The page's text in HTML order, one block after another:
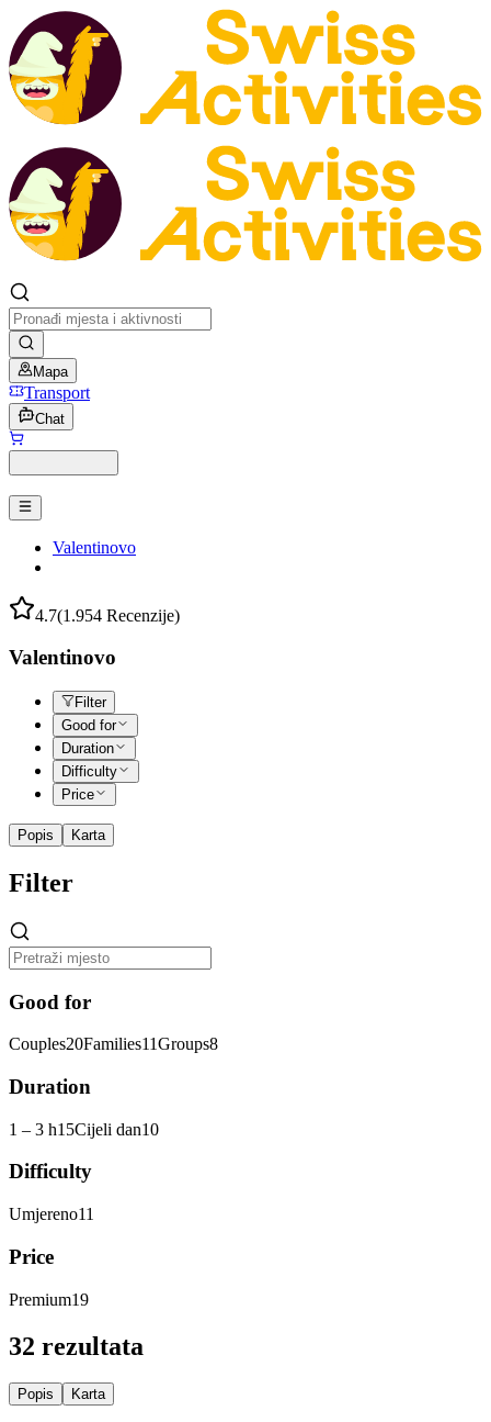
Mapa
Transport
Chat
Valentinovo
4.7(1.954 Recenzije)
Valentinovo
Filter
Good for
Duration
Difficulty
Price
Popis Karta
Filter
Good for
Couples20Families11Groups8
Duration
1 – 3 h15Cijeli dan10
Difficulty
Umjereno11
Price
Premium19
32 rezultata
Popis Karta